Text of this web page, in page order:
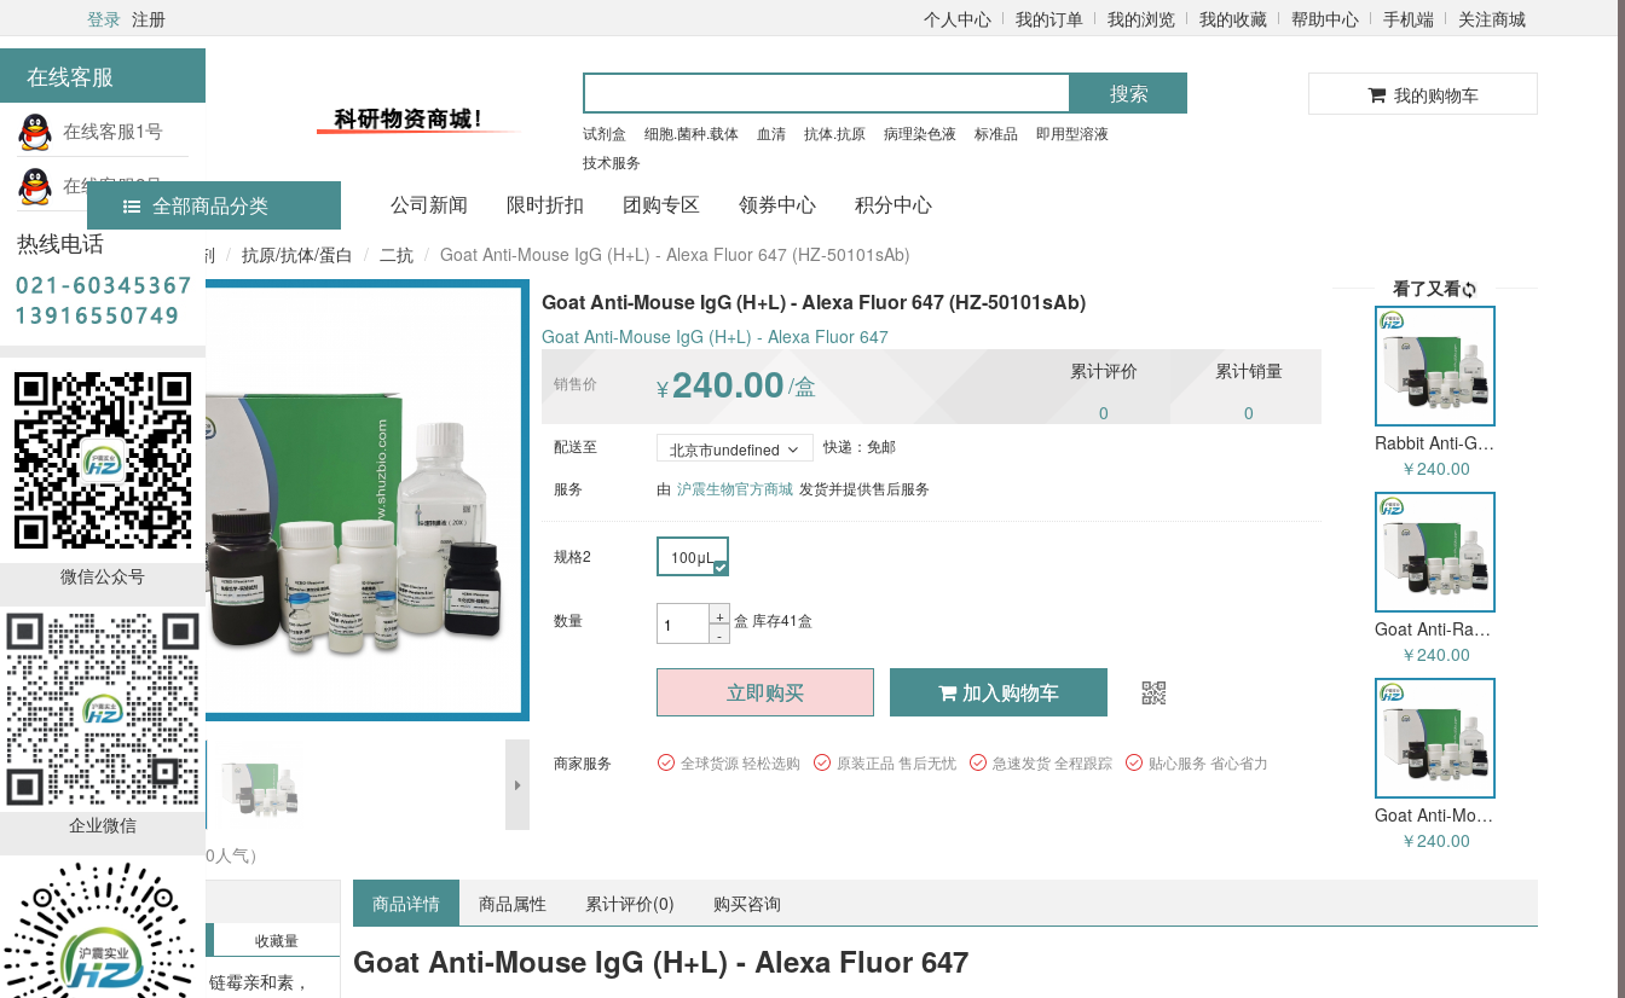
在线客服
在线客服1号
在线客服2号
热线电话
微信公众号
企业微信
登录 注册 个人中心 我的订单 我的浏览 我的收藏 帮助中心 手机端 关注商城
搜索
试剂盒 细胞.菌种.载体 血清 抗体.抗原 病理染色液 标准品
即用型溶液
技术服务
我的购物车
全部商品分类 公司新闻 限时折扣 团购专区 领券中心 积分中心
首页 实验试剂 抗原/抗体/蛋白 二抗 Goat Anti-Mouse IgG (H+L) - Alexa Fluor 647 (HZ-50101sAb)
收藏商品（0人气）
Goat Anti-Mouse IgG (H+L) - Alexa Fluor 647 (HZ-50101sAb)
Goat Anti-Mouse IgG (H+L) - Alexa Fluor 647
销售价 ¥240.00/盒
累计评价
0
累计销量
0
配送至 北京市undefined 快递：免邮
服务 由 沪震生物官方商城 发货并提供售后服务
规格2 100μL
数量
+
-
盒 库存41盒
立即购买 加入购物车
商家服务 全球货源 轻松选购 原装正品 售后无忧 急速发货 全程跟踪 贴心服务 省心省力
看了又看
Rabbit Anti-Goat IgG (H+L) - Alexa Fluor 647 (HZ-50103sAb)
￥240.00
Goat Anti-Rabbit IgG (H+L) - Alexa Fluor 647 (HZ-50102sAb)
￥240.00
Goat Anti-Mouse IgG (H+L) - Alexa Fluor 647 (HZ-50101sAb)
￥240.00
热销排行榜
销售量 收藏量
链霉亲和素，
商品详情 商品属性 累计评价(0) 购买咨询
Goat Anti-Mouse IgG (H+L) - Alexa Fluor 647